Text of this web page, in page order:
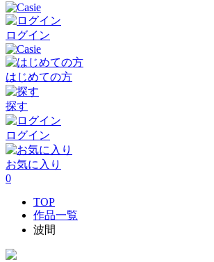
ログイン
はじめての方
探す
ログイン
お気に入り
0
TOP
作品一覧
波間